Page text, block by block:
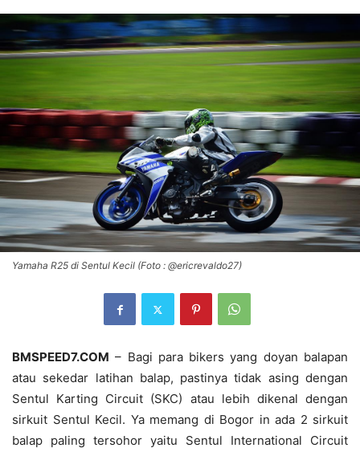
Yamaha R25 di Sentul Kecil (Foto : @ericrevaldo27)
BMSPEED7.COM – Bagi para bikers yang doyan balapan
atau sekedar latihan balap, pastinya tidak asing dengan
Sentul Karting Circuit (SKC) atau lebih dikenal dengan
sirkuit Sentul Kecil. Ya memang di Bogor in ada 2 sirkuit
balap paling tersohor yaitu Sentul International Circuit